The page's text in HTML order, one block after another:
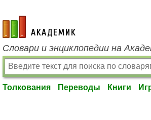
academic.ru
Словари и энциклопедии на
Толкования Переводы Книги